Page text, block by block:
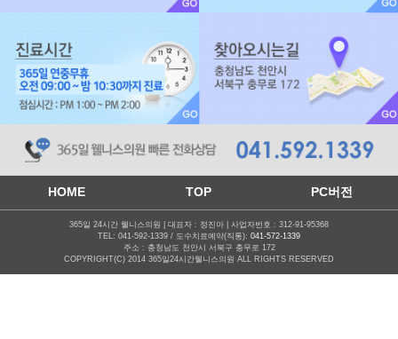
HOME TOP PC버전
365일 24시간 웰니스의원 | 대표자 : 정진아 | 사업자번호 : 312-91-95368
TEL: 041-592-1339 / 도수치료예약(직통): 041-572-1339
주소 : 충청남도 천안시 서북구 충무로 172
COPYRIGHT(C) 2014 365일24시간웰니스의원 ALL RIGHTS RESERVED